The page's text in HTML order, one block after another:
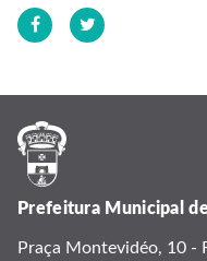
Prefeitura Municipal
Praça Montevidéo, 10 -